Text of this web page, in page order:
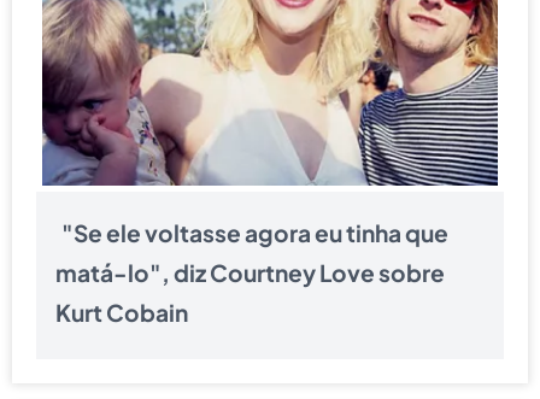
"Se ele voltasse agora eu tinha que
matá-lo", diz Courtney Love sobre
Kurt Cobain